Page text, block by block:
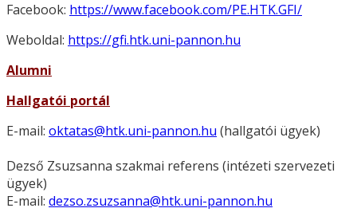
Facebook: https://www.facebook.com/PE.HTK.GFI/
Weboldal: https://gfi.htk.uni-pannon.hu
Alumni
Hallgatói portál
E-mail: oktatas@htk.uni-pannon.hu (hallgatói ügyek)
Dezső Zsuzsanna szakmai referens (intézeti szervezeti
ügyek)
E-mail: dezso.zsuzsanna@htk.uni-pannon.hu